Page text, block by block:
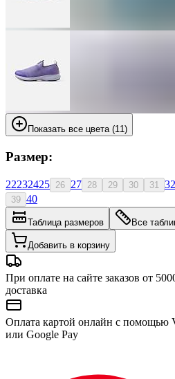
Показать все цвета (11)
Размер:
22232425 26 27 28 29 30 31 32
39 40
Таблица размеров Все
Добавить в корзину
При оплате на сайте заказов от
доставка
Оплата картой онлайн с помощью
или Google Pay